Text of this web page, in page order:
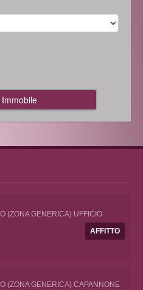
(ZONA GENERICA) UFFICIO
AFFITTO
(ZONA GENERICA) CAPANNONE